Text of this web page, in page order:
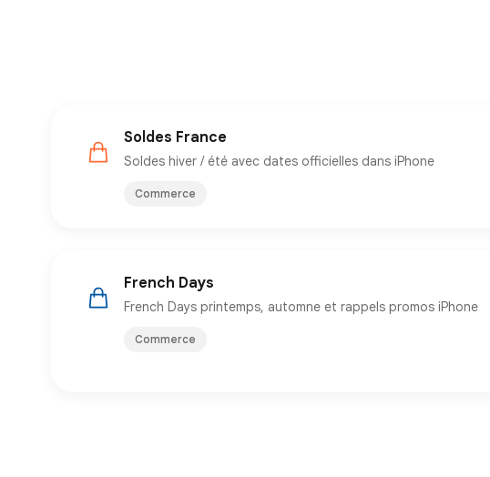
Soldes France
Soldes hiver / été avec dates officielles dans iPhone
Commerce
French Days
French Days printemps, automne et rappels promos iPhone
Commerce